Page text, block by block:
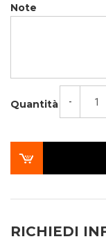
Note
Quantità -
RICHIEDI